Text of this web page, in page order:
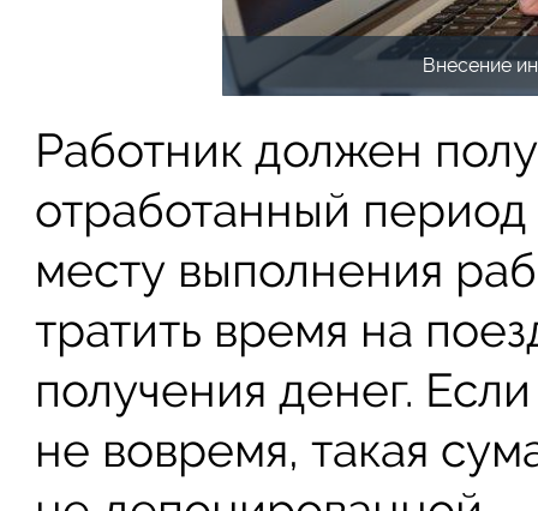
Внесение
Работник должен
отработанный
месту выполнения
тратить время на
получения денег.
не вовремя, такая